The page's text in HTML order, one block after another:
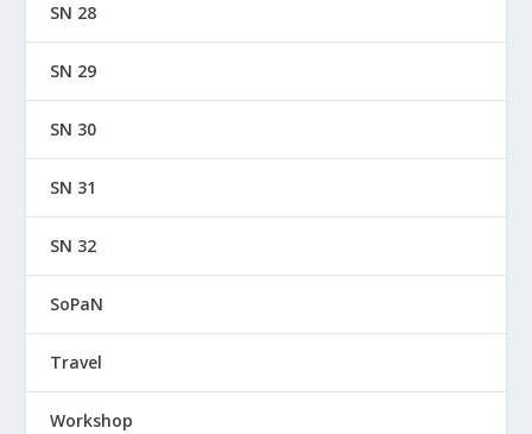
SN 28
SN 29
SN 30
SN 31
SN 32
SoPaN
Travel
Workshop